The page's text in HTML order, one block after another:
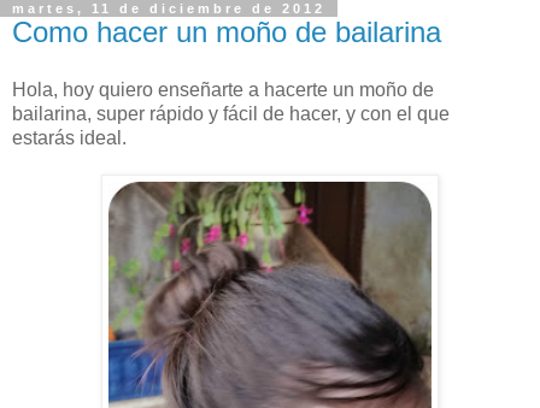
martes, 11 de diciembre de 2012
Como hacer un moño de bailarina
Hola, hoy quiero enseñarte a hacerte un moño de
bailarina, super rápido y fácil de hacer, y con el que
estarás ideal.